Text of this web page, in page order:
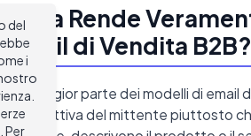
Cosa Rende
Email di Vendita B2B?
La maggior parte dei modelli di email
prospettiva del mittente piuttosto
del
i
Per